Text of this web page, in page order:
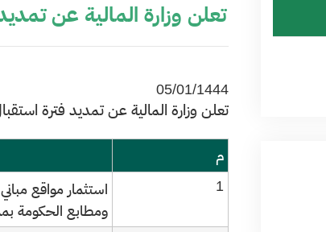
​تعلن وزارة المالية عن
05/01/1444
​تعلن وزارة المالية عن تمديد فترة
م
1
ومطابع الحكومة